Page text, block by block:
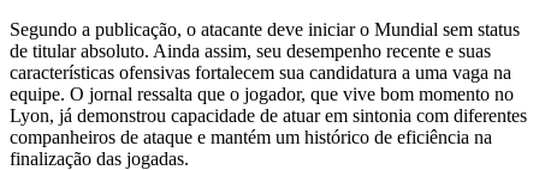
Segundo a publicação, o atacante deve iniciar o Mundial sem status
de titular absoluto. Ainda assim, seu desempenho recente e suas
características ofensivas fortalecem sua candidatura a uma vaga na
equipe. O jornal ressalta que o jogador, que vive bom momento no
Lyon, já demonstrou capacidade de atuar em sintonia com diferentes
companheiros de ataque e mantém um histórico de eficiência na
finalização das jogadas.